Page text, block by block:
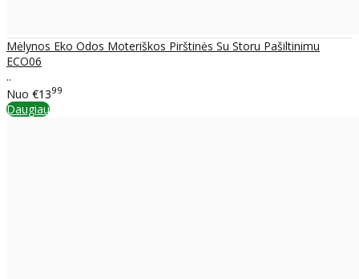
Mėlynos Eko Odos Moteriškos Pirštinės Su Storu Pašiltinimu
ECO06
..
Nuo €1399
Daugiau